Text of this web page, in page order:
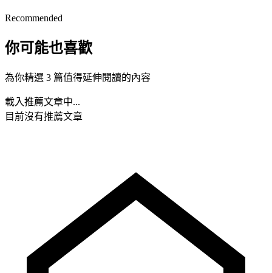
Recommended
你可能也喜歡
為你精選 3 篇值得延伸閱讀的內容
載入推薦文章中...
目前沒有推薦文章